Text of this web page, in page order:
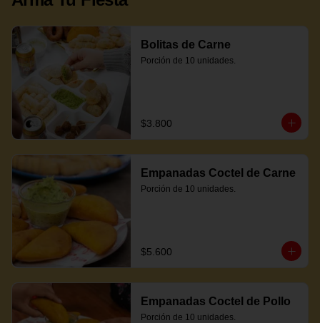
Bolitas de Carne
Porción de 10 unidades.
$3.800
Empanadas Coctel de Carne
Porción de 10 unidades.
$5.600
Empanadas Coctel de Pollo
Porción de 10 unidades.